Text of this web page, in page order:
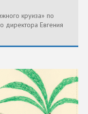
круиза» по
директора Евгения